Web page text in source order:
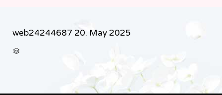
web24244687 20. May 2025
